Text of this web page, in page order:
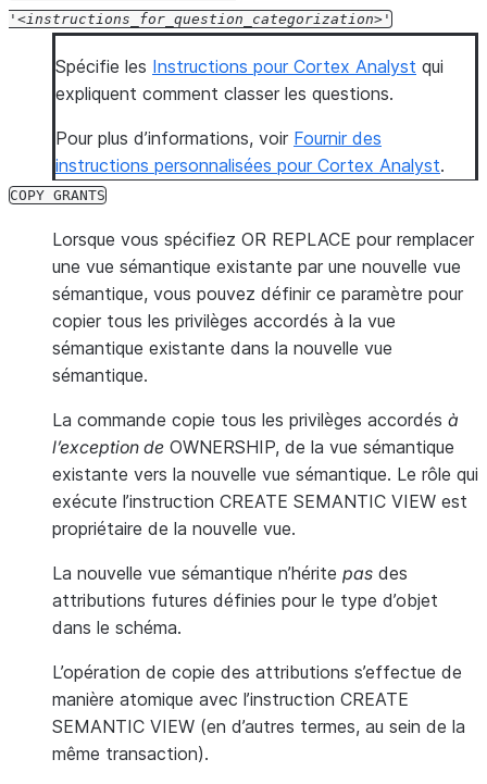
'
instructions_for_question_categorization '
Spécifie les Instructions pour Cortex Analyst qui
expliquent comment classer les questions.
Pour plus d’informations, voir Fournir des
instructions personnalisées pour Cortex Analyst.
COPY GRANTS
Lorsque vous spécifiez OR REPLACE pour remplacer
une vue sémantique existante par une nouvelle vue
sémantique, vous pouvez définir ce paramètre pour
copier tous les privilèges accordés à la vue
sémantique existante dans la nouvelle vue
sémantique.
La commande copie tous les privilèges accordés à
l’exception de OWNERSHIP, de la vue sémantique
existante vers la nouvelle vue sémantique. Le rôle qui
exécute l’instruction CREATE SEMANTIC VIEW est
propriétaire de la nouvelle vue.
La nouvelle vue sémantique n’hérite pas des
attributions futures définies pour le type d’objet
dans le schéma.
L’opération de copie des attributions s’effectue de
manière atomique avec l’instruction CREATE
SEMANTIC VIEW (en d’autres termes, au sein de la
même transaction).